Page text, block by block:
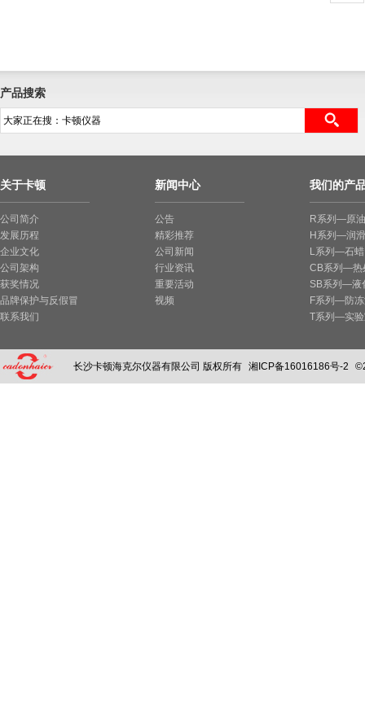
产品搜索
关于卡顿
公司简介
发展历程
企业文化
公司架构
获奖情况
品牌保护与反假冒
联系我们
新闻中心
公告
精彩推荐
公司新闻
行业资讯
重要活动
视频
我们的产
R系列—原
H系列—润
L系列—石
CB系列—热
SB系列—液
F系列—防
T系列—实验
长沙卡顿海克尔仪器有限公司 版权所有 湘ICP备16016186号-2